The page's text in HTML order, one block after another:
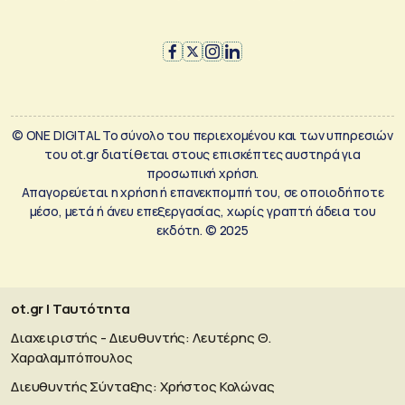
© ONE DIGITAL Το σύνολο του περιεχομένου και των υπηρεσιών
του ot.gr διατίθεται στους επισκέπτες αυστηρά για
προσωπική χρήση.
Απαγορεύεται η χρήση ή επανεκπομπή του, σε οποιοδήποτε
μέσο, μετά ή άνευ επεξεργασίας, χωρίς γραπτή άδεια του
εκδότη. © 2025
ot.gr | Ταυτότητα
Διαχειριστής - Διευθυντής: Λευτέρης Θ.
Χαραλαμπόπουλος
Διευθυντής Σύνταξης: Χρήστος Κολώνας